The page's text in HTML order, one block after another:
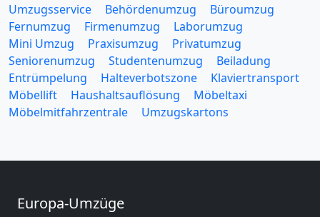
Umzugsservice Behördenumzug
Büroumzug
Fernumzug
Firmenumzug
Laborumzug
Mini Umzug
Praxisumzug
Privatumzug
Seniorenumzug
Studentenumzug
Beiladung
Entrümpelung
Halteverbotszone
Klaviertransport
Möbellift
Haushaltsauflösung
Möbeltaxi
Möbelmitfahrzentrale
Umzugskartons
Europa-Umzüge